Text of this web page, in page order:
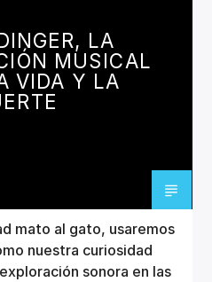
LA
MUSICAL
VIDA Y LA
mato al gato, usaremos
nuestra curiosidad
sonora en las